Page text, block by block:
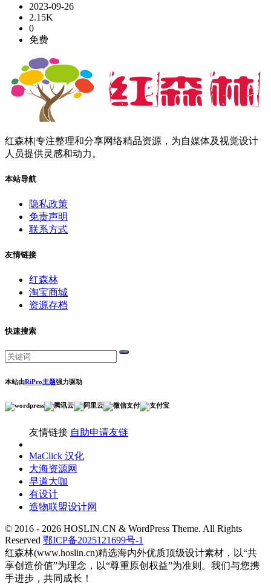
2023-09-26
2.15K
0
免费
红森林|专注整理和分享网络精品资源，为自媒体及视觉设计
人员提供灵感和动力。
本站导航
隐私政策
免责声明
联系方式
友情链接
红森林
淘宝商城
资源存档
快速搜索
本站由RiPro主题强力驱动
友情链接 自助申请友链
MaClick 汉化
大海资源网
早道大咖
有设计
造物联盟设计网
© 2016 - 2026 HOSLIN.CN & WordPress Theme. All Rights
Reserved 鄂ICP备2025121699号-1
红森林(www.hoslin.cn)精选海内外优质顶级设计素材，以“共
享创造价值”为理念，以“尊重原创权益”为准则。我们与您携
手进步，共同成长！